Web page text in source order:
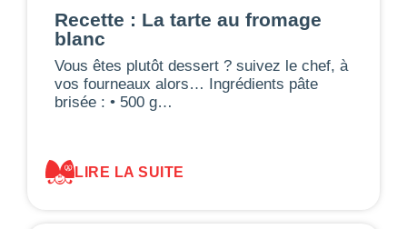
Recette : La tarte au fromage
blanc
Vous êtes plutôt dessert ? suivez le chef, à
vos fourneaux alors… Ingrédients pâte
brisée : • 500 g…
LIRE LA SUITE